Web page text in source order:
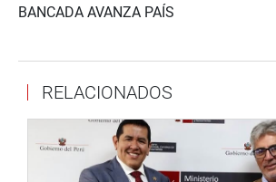
BANCADA AVANZA PAÍS
RELACIONADOS